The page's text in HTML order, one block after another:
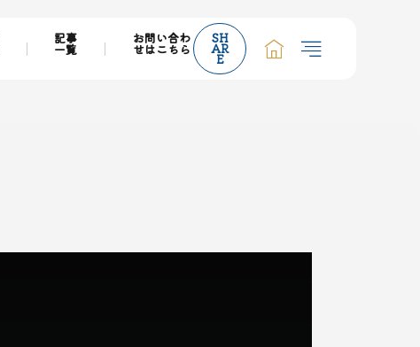
記事
一覧
お問い合わ
せはこちら
SH
AR
E